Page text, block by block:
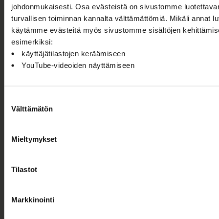
johdonmukaisesti. Osa evästeistä on sivustomme
turvallisen toiminnan kannalta välttämättömiä. Mikäli annat
käytämme evästeitä myös sivustomme sisältöjen
esimerkiksi:
käyttäjätilastojen keräämiseen
YouTube-videoiden näyttämiseen
valinta
Välttämätön
Mieltymykset
Tilastot
Markkinointi
sittemmin
sovellettu yli
40
kaupungissa
ympäri
maailman.
100 % Berlin
helmikuussa
tuli
konseptia on
Maailmalla menestynyt 100 % City